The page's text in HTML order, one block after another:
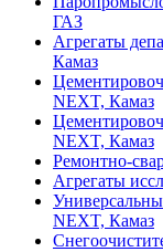
ГАЗ
Агрегаты
Камаз
NEXT, Камаз
NEXT, Камаз
Ремонтно-
Агрегаты
NEXT, Камаз